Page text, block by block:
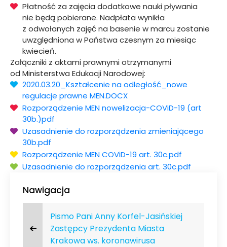
Płatność za zajęcia dodatkowe nauki pływania
nie będą pobierane. Nadpłata wynikła
z odwołanych zajęć na basenie w marcu zostanie
uwzględniona w Państwa czesnym za miesiąc
kwiecień.
Załączniki z aktami prawnymi otrzymanymi
od Ministerstwa Edukacji Narodowej:
2020.03.20_Kształcenie na odległość_nowe
regulacje prawne MEN.DOCX
Rozporządzenie MEN nowelizacja-COViD-19 (art
30b.)pdf
Uzasadnienie do rozporządzenia zmieniającego
30b.pdf
Rozporządzenie MEN COViD-19 art. 30c.pdf
Uzasadnienie do rozporządzenia art. 30c.pdf
Nawigacja
➔
Pismo Pani Anny Korfel-Jasińskiej
Zastępcy Prezydenta Miasta
Krakowa ws. koronawirusa